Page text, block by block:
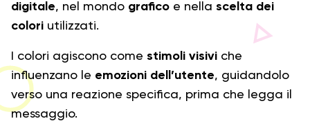
digitale, nel mondo grafico e nella scelta dei
colori utilizzati.
I colori agiscono come stimoli visivi che
influenzano le emozioni dell’utente, guidandolo
verso una reazione specifica, prima che legga il
messaggio.